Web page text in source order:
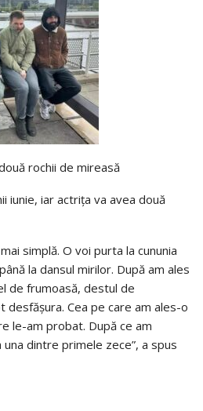
rochii de mireasă
iunie, iar actrița va avea două
simplă. O voi purta la cununia
la dansul mirilor. După am ales
de frumoasă, destul de
Cea pe care am ales-o
le-am probat. După ce am
dintre primele zece”, a spus